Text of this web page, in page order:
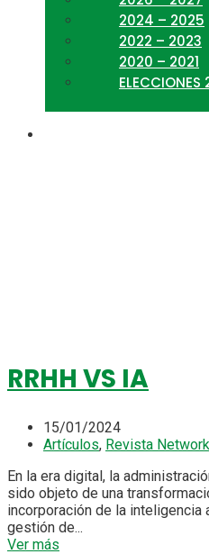
2024 – 2025
2022 – 2023
2020 – 2021
ELECCIONES
RRHH VS IA
15/01/2024
Artículos, Revista
En la era digital, la
sido objeto de una
incorporación de la inteligencia
gestión de...
Ver más